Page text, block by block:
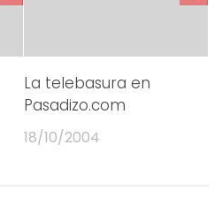
La telebasura en
Pasadizo.com
18/10/2004